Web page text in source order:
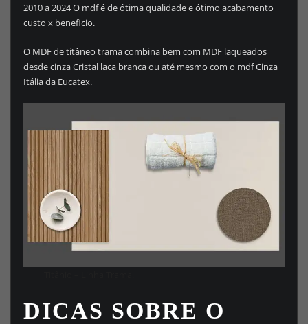
2010 a 2024 O mdf é de ótima qualidade e ótimo acabamento
custo x beneficio.
O MDF de titâneo trama combina bem com MDF laqueados
desde cinza Cristal laca branca ou até mesmo com o mdf Cinza
Itália da Eucatex.
DICAS SOBRE O